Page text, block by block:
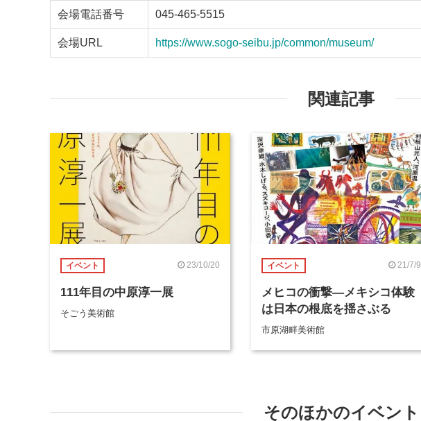
会場電話番号 045-465-5515
会場URL https://www.sogo-seibu.jp/common/museum/
関連記事
イベント 23/10/20
111年目の中原淳一展
そごう美術館
イベント 21/7/9
メヒコの衝撃―メキシコ体験
は日本の根底を揺さぶる
市原湖畔美術館
そのほかのイベント